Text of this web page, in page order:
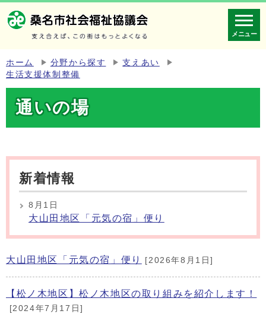
メニュー
ホーム 分野から探す
支えあい
生活支援体制整備
通いの場
新着情報
8月1日
大山田地区「元気の宿」便り
大山田地区「元気の宿」便り [2026年8月1日]
【松ノ木地区】松ノ木地区の取り組みを紹介します！
[2024年7月17日]